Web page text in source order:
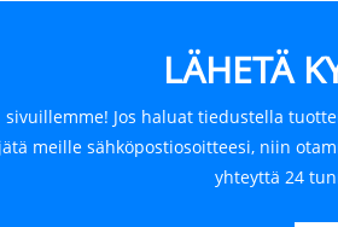
LÄHETÄ
sivuillemme! Jos haluat tiedustella
meille sähköpostiosoitteesi, niin
yhteyttä 24